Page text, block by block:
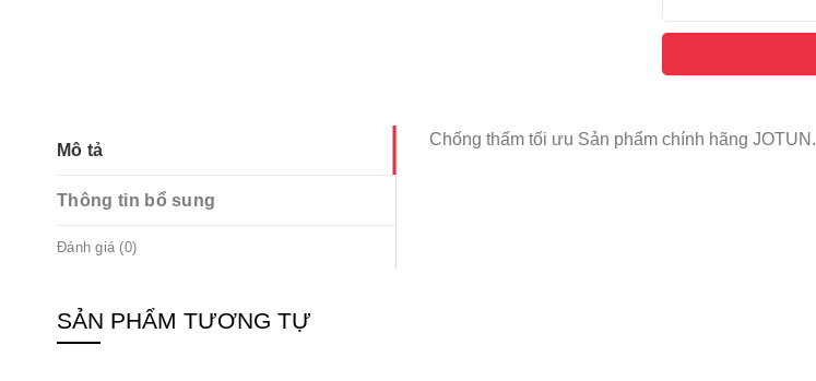
Mô tả
Thông tin bổ sung
Đánh giá (0)
Chống thấm tối ưu Sản phẩm chính hãng JOTUN.
SẢN PHẨM TƯƠNG TỰ